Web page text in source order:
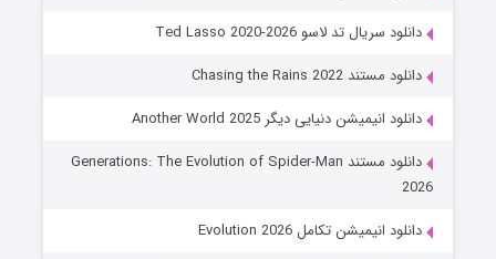
جادوگری در مغولستان
قسمت۱۴ (زیرنویس) منتشر شد
دانلود سریال تد لاسو Ted Lasso 2020-2026
دانلود مستند Chasing the Rains 2022
دانلود انیمیشن دنیایی دیگر Another World 2025
دانلود مستند Generations: The Evolution of Spider-Man
2026
دانلود انیمیشن تکامل Evolution 2026